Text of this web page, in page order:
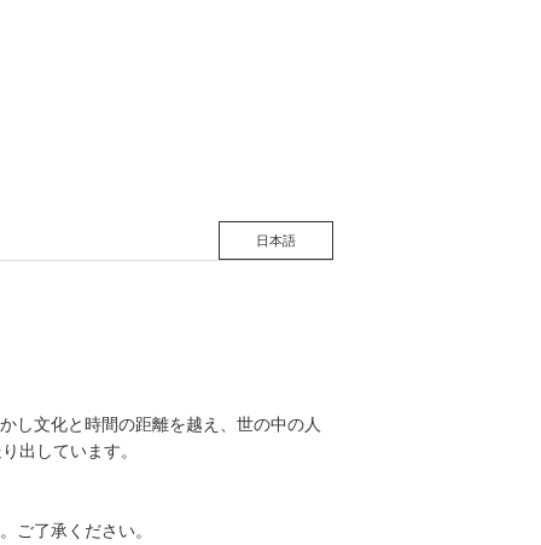
日本語
し文化と時間の距離を越え、世の中の人
出しています。
ご了承ください。